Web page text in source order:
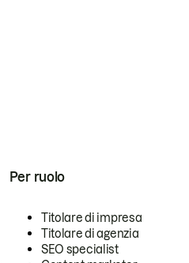
Per ruolo
Titolare di impresa
Titolare di agenzia
SEO specialist